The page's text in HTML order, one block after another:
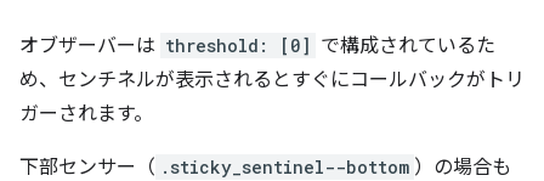
オブザーバーは threshold: [0] で構成されているた
め、センチネルが表示されるとすぐにコールバックがトリ
ガーされます。
下部センサー（ .sticky_sentinel--bottom ）の場合も